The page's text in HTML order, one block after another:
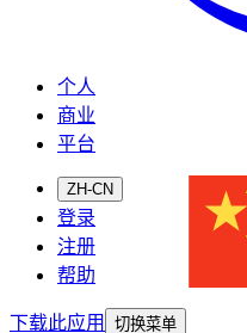
个人
商业
平台
ZH-CN
登录
注册
帮助
下载此应用
切换菜单